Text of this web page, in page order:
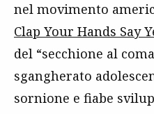
nel movimento
Clap Your Hands Say
del “secchione al
sgangherato
sornione e fiabe